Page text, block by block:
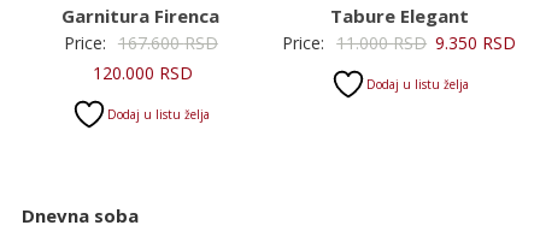
Garnitura Firenca
Price: 167.600RSDOriginalna
120.000 RSDTrenutna
Dodaj u listu želja
Tabure Elegant
Price: 11.000RSD Originalna
9.350 RSD
Dodaj u listu želja
Dnevna soba